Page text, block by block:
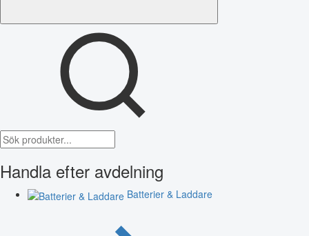
Handla efter avdelning
Batterier & Laddare